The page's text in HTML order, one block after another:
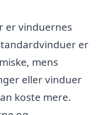
er vinduernes
er
mens
eller vinduer
koste mere.